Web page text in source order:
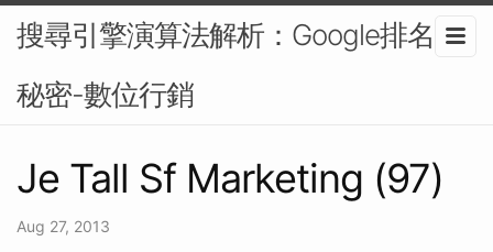
搜尋引擎演算法解析：Google排名的
秘密-數位行銷
Je Tall Sf Marketing (97)
Aug 27, 2013